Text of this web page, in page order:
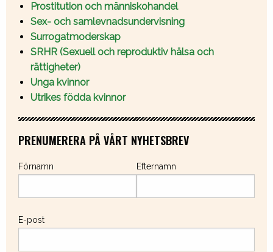
Prostitution och människohandel
Sex- och samlevnadsundervisning
Surrogatmoderskap
SRHR (Sexuell och reproduktiv hälsa och
rättigheter)
Unga kvinnor
Utrikes födda kvinnor
PRENUMERERA PÅ VÅRT NYHETSBREV
Förnamn Efternamn
E-post